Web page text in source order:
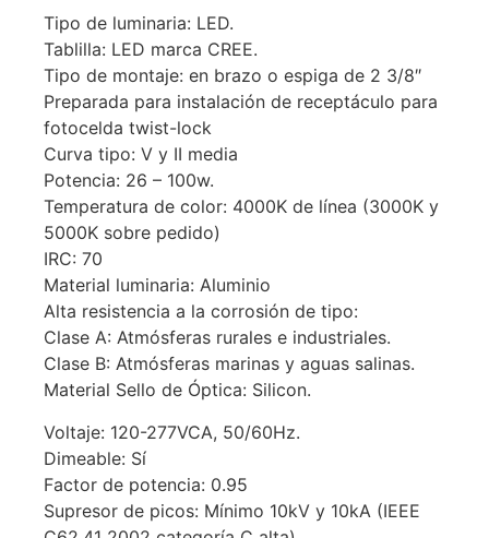
Tipo de luminaria: LED. ​
Tablilla: LED marca CREE.​
Tipo de montaje: en brazo o espiga de 2 3/8″
Preparada para instalación de receptáculo para
fotocelda twist-lock
Curva tipo: V y II media
Potencia: 26 – 100w.​
Temperatura de color: 4000K​ de línea (3000K y
5000K sobre pedido)
IRC: 70​
Material luminaria: Aluminio
Alta resistencia a la corrosión de tipo:​
Clase A: Atmósferas rurales e industriales.​
Clase B: Atmósferas marinas y aguas salinas.​
Material Sello de Óptica: Silicon.
​Voltaje: 120-277VCA, 50/60Hz.​
Dimeable: Sí​
Factor de potencia: 0.95​
Supresor de picos: Mínimo 10kV y 10kA (IEEE